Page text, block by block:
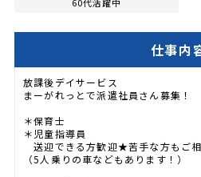
60代活躍中
仕事内
放課後デイサービス
まーがれっとで派遣社員さん募集！
＊保育士
＊児童指導員
送迎できる方歓迎★苦手な方もご相
（5人乗りの車などもあります！）